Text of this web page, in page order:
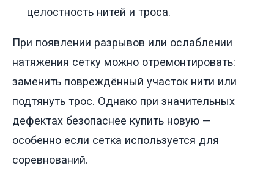
целостность нитей и троса.
При появлении разрывов или ослаблении
натяжения сетку можно отремонтировать:
заменить повреждённый участок нити или
подтянуть трос. Однако при значительных
дефектах безопаснее купить новую —
особенно если сетка используется для
соревнований.